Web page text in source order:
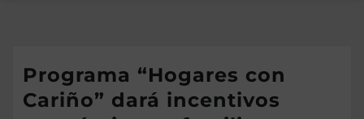
Programa “Hogares con
Cariño” dará incentivos